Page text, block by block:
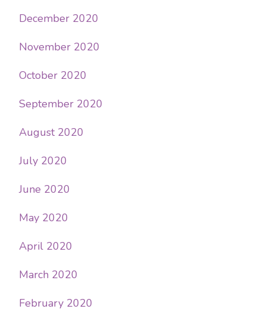
December 2020
November 2020
October 2020
September 2020
August 2020
July 2020
June 2020
May 2020
April 2020
March 2020
February 2020